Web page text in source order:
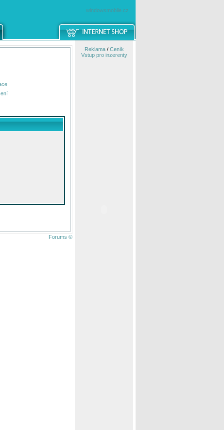
windowsmobile.cz
Forums ©
Reklama/ Ceník
Vstup pro inzerenty